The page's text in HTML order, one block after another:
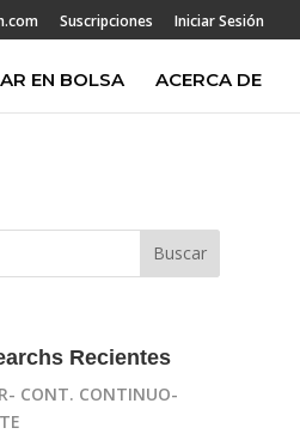
Suscripciones Iniciar Sesión
EN BOLSA ACERCA DE
Recientes
CONT. CONTINUO-